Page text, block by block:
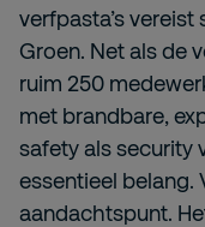
verfpasta’s vereist
Groen. Net als de
ruim 250
met brandbare,
safety als security
essentieel belang.
aandachtspunt.